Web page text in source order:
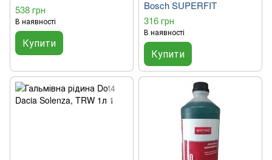
538 грн
В наявності
Купити
Bosch SUPERFIT
316 грн
В наявності
Купити